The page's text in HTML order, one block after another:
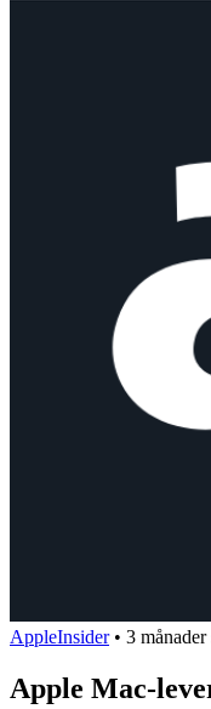
AppleInsider • 3 månader
Apple Mac-